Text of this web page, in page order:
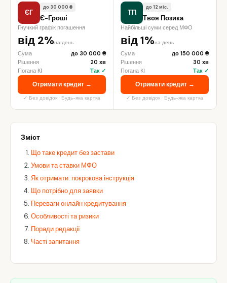
ЄГ
до 30 000 ₴
Є-Гроші
Гнучкий графік погашення
від 2%на день
Сума
до 30 000 ₴
Рішення
20 хв
Погана КІ
Так ✓
Отримати кредит →
✓ Без довідок · Будь-яка картка
ТП
до 12 міс.
Твоя Позика
Найбільші суми серед МФО
від 1%на день
Сума
до 150 000 ₴
Рішення
30 хв
Погана КІ
Так ✓
Отримати кредит →
✓ Без довідок · Будь-яка картка
Зміст
Що таке кредит без застави
Умови та ставки МФО
Як отримати: покрокова інструкція
Що потрібно для заявки
Переваги онлайн кредитування
Особливості та ризики
Поради редакції
Часті запитання